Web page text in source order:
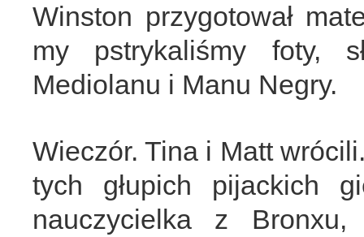
Winston przygotował
my pstrykaliśmy foty,
Mediolanu i Manu Negry.
Wieczór. Tina i Matt
tych głupich pijackich
nauczycielka z